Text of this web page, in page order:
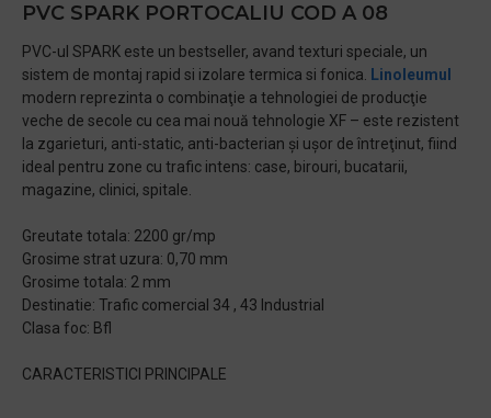
PVC SPARK PORTOCALIU COD A 08
PVC-ul SPARK este un bestseller, avand texturi speciale, un
sistem de montaj rapid si izolare termica si fonica.
Linoleumul
modern reprezinta o combinaţie a tehnologiei de producţie
veche de secole cu cea mai nouă tehnologie XF – este rezistent
la zgarieturi, anti-static, anti-bacterian şi uşor de întreţinut, fiind
ideal pentru zone cu trafic intens: case, birouri, bucatarii,
magazine, clinici, spitale.
Greutate totala: 2200 gr/mp
Grosime strat uzura: 0,70 mm
Grosime totala: 2 mm
Destinatie: Trafic comercial 34 , 43 Industrial
Clasa foc: Bfl
CARACTERISTICI PRINCIPALE